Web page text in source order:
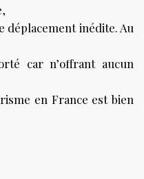
déplacement inédite. Au
car n’offrant aucun
en France est bien